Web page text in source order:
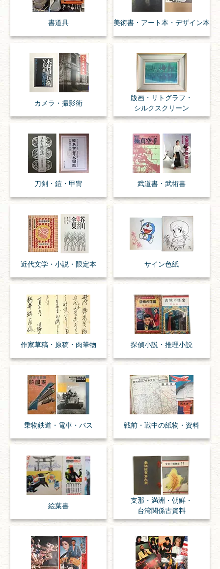
書道具 美術書・アート本・ デザイン本
カメラ・撮影術
版画・リトグラフ・
シルクスクリーン
刀剣・ 鎧・ 甲冑 武道書・ 武術書
近代文学・ 小説・限定本 サイン色紙
作家草稿・原稿・ 肉筆物 探偵小説・ 推理小説
乗物鉄道・ 電車・ バス 戦前・戦中の紙物・資料
絵葉書
支那・満洲・朝鮮・
台湾関係古資料